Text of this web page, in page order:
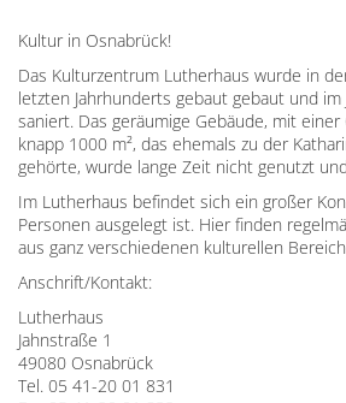
Kultur in Osnabrück!
Das Kulturzentrum Lutherhaus wurde in
letzten Jahrhunderts gebaut gebaut und
saniert. Das geräumige Gebäude, mit einer
knapp 1000 m², das ehemals zu der
gehörte, wurde lange Zeit nicht genutzt
Im Lutherhaus befindet sich ein großer
Personen ausgelegt ist. Hier finden
aus ganz verschiedenen kulturellen
Anschrift/Kontakt:
Lutherhaus
Jahnstraße 1
49080 Osnabrück
Tel. 05 41-20 01 831